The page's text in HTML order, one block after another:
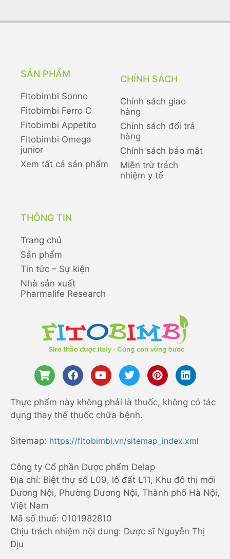
SẢN PHẨM
Fitobimbi Sonno
Fitobimbi Ferro C
Fitobimbi Appetito
Fitobimbi Omega
junior
Xem tất cả sản phẩm
CHÍNH SÁCH
Chính sách giao
hàng
Chính sách đổi trả
hàng
Chính sách bảo mật
Miễn trừ trách
nhiệm y tế
THÔNG TIN
Trang chủ
Sản phẩm
Tin tức – Sự kiện
Nhà sản xuất
Pharmalife Research
Thực phẩm này không phải là thuốc, không có tác
dụng thay thế thuốc chữa bệnh.
Sitemap: https://fitobimbi.vn/sitemap_index.xml
Công ty Cổ phần Dược phẩm Delap
Địa chỉ: Biệt thự số L09, lô đất L11, Khu đô thị mới
Dương Nội, Phường Dương Nội, Thành phố Hà Nội,
Việt Nam
Mã số thuế: 0101982810
Chịu trách nhiệm nội dung: Dược sĩ Nguyễn Thị
Dịu